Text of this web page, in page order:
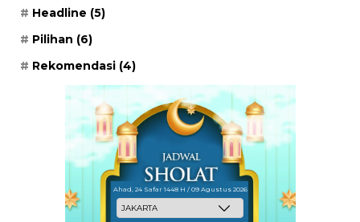
Headline (5)
Pilihan (6)
Rekomendasi (4)
Ahad, 24 Safar 1448 H / 09 Agustus 2026